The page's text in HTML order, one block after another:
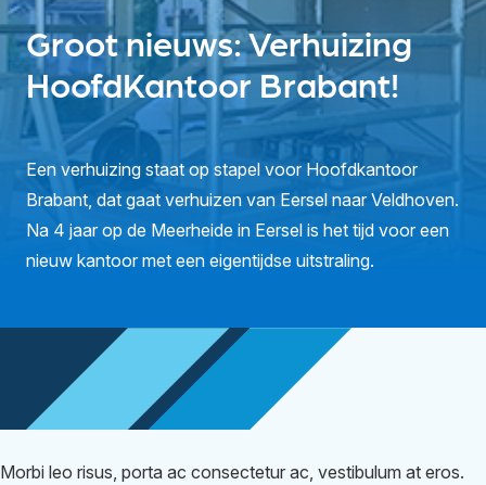
Groot nieuws: Verhuizing
HoofdKantoor Brabant!
Een verhuizing staat op stapel voor Hoofdkantoor
Brabant, dat gaat verhuizen van Eersel naar Veldhoven.
Na 4 jaar op de Meerheide in Eersel is het tijd voor een
nieuw kantoor met een eigentijdse uitstraling.
Morbi leo risus, porta ac consectetur ac, vestibulum at eros.